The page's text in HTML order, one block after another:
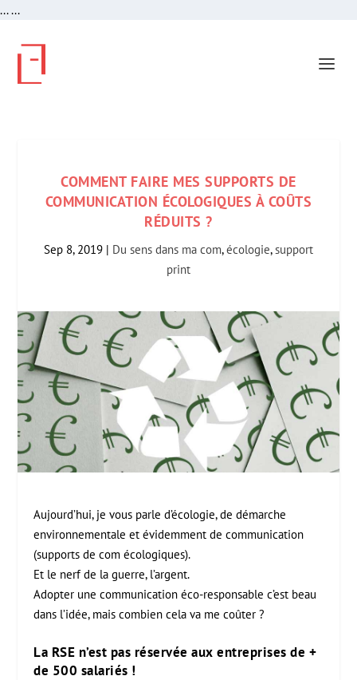
......
COMMENT FAIRE MES SUPPORTS DE
COMMUNICATION ÉCOLOGIQUES À COÛTS
RÉDUITS ?
Sep 8, 2019 | Du sens dans ma com,écologie,support
print
Aujourd’hui, je vous parle d’écologie, de démarche
environnementale et évidemment de communication
(supports de com écologiques).
Et le nerf de la guerre, l’argent.
Adopter une communication éco-responsable c’est beau
dans l’idée, mais combien cela va me coûter ?
La RSE n’est pas réservée aux entreprises de +
de 500 salariés !